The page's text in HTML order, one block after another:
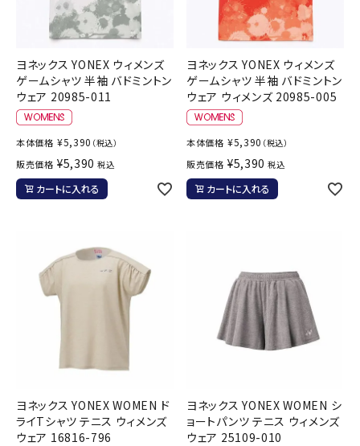
ヨネックス YONEX ウィメンズ
ゲームシャツ 半袖 バドミントン
ウェア 20985-011
本体価格 ¥5,390 （税込）
販売価格 ¥5,390 税込
カートに入れる
ヨネックス YONEX ウィメンズ
ゲームシャツ 半袖 バドミントン
ウェア ウィメンズ 20985-005
本体価格 ¥5,390 （税込）
販売価格 ¥5,390 税込
カートに入れる
ヨネックス YONEX WOMEN ド
ライTシャツ テニス ウィメンズ
ウェア 16816-796
ヨネックス YONEX WOMEN シ
ョートパンツ テニス ウィメンズ
ウェア 25109-010